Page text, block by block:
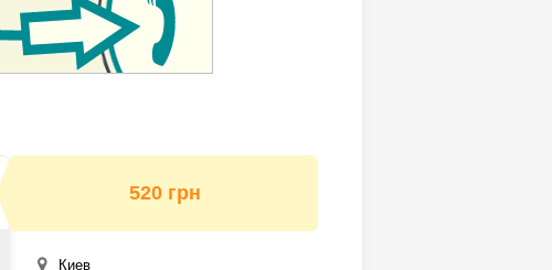
520 грн
Киев